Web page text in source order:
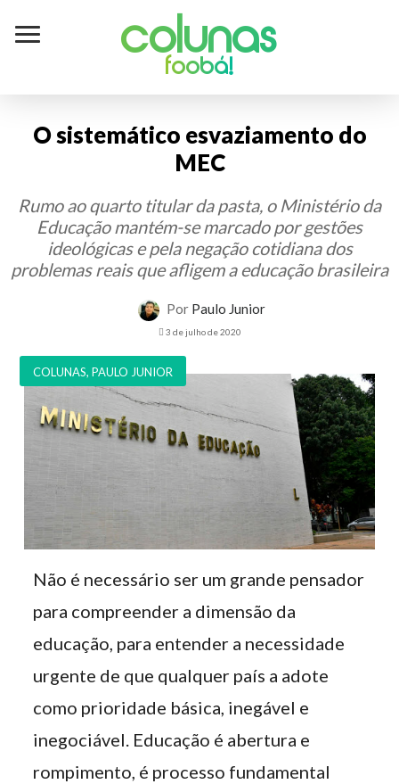
Colunas
foobá!
O sistemático esvaziamento do
MEC
Rumo ao quarto titular da pasta, o Ministério da
Educação mantém-se marcado por gestões
ideológicas e pela negação cotidiana dos
problemas reais que afligem a educação brasileira
Por Paulo Junior
3 de julho de 2020
COLUNAS,PAULO JUNIOR
Não é necessário ser um grande pensador
para compreender a dimensão da
educação, para entender a necessidade
urgente de que qualquer país a adote
como prioridade básica, inegável e
inegociável. Educação é abertura e
rompimento, é processo fundamental